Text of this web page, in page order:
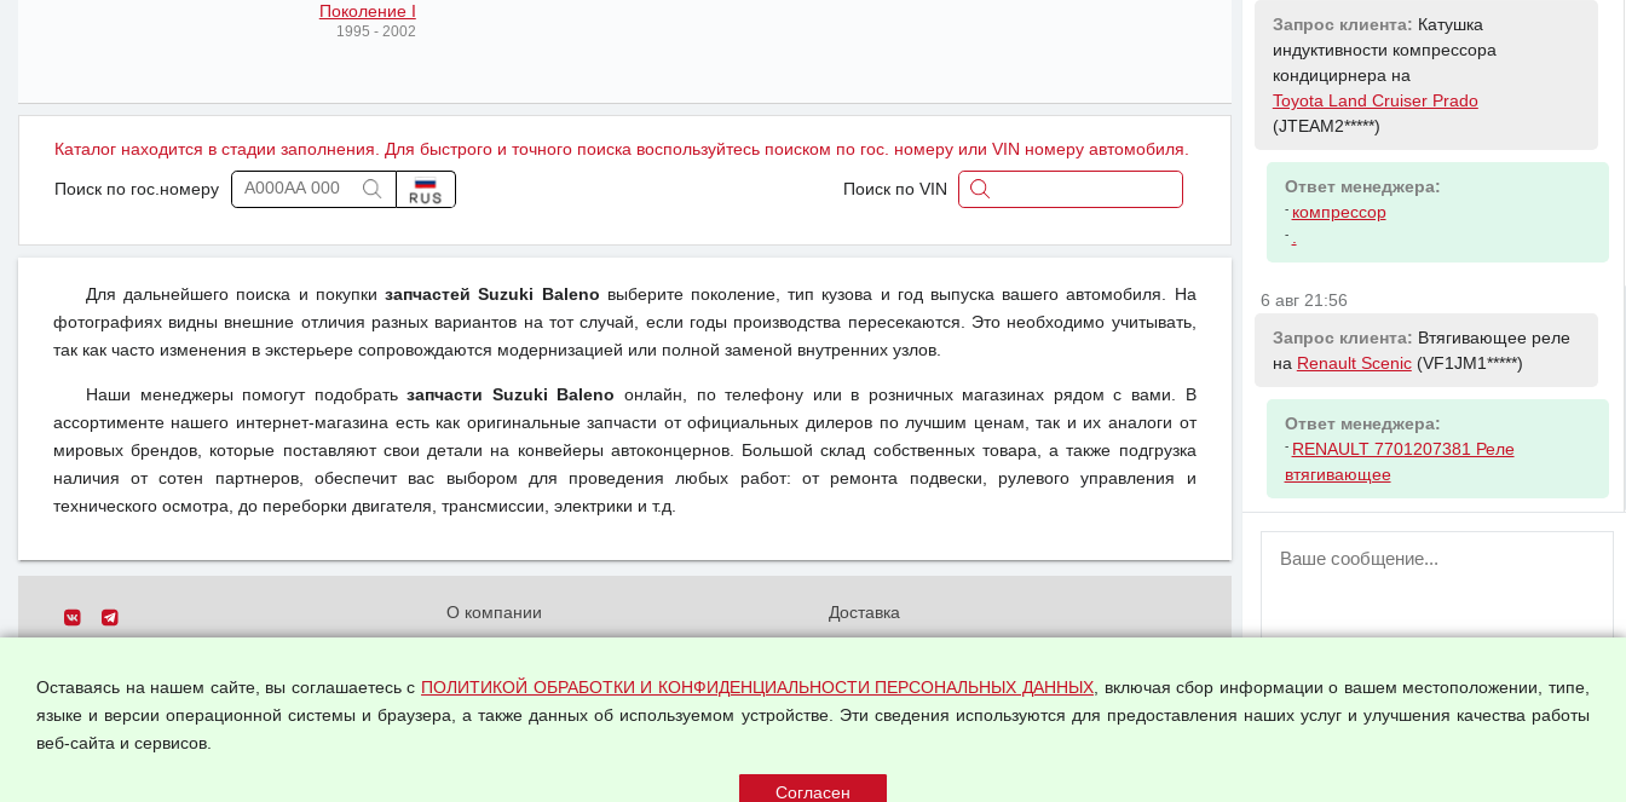
Поколение I
1995 - 2002
Каталог находится в стадии заполнения. Для быстрого и точного поиска воспользуйтесь поиском по гос. номеру или VIN номеру автомобиля.
Поиск по гос.номеру Поиск по VIN
Для дальнейшего поиска и покупкизапчастей Suzuki Baleno выберите поколение, тип кузова и год выпуска вашего автомобиля. На
фотографиях видны внешние отличия разных вариантов на тот случай, если годы производства пересекаются. Это необходимо учитывать,
так как часто изменения в экстерьере сопровождаются модернизацией или полной заменой внутренних узлов.
Наши менеджеры помогут подобратьзапчасти Suzuki Baleno онлайн, по телефону или в розничных магазинах рядом с вами. В
ассортименте нашего интернет-магазина есть как оригинальные запчасти от официальных дилеров по лучшим ценам, так и их аналоги от
мировых брендов, которые поставляют свои детали на конвейеры автоконцернов. Большой склад собственных товара, а также подгрузка
наличия от сотен партнеров, обеспечит вас выбором для проведения любых работ: от ремонта подвески, рулевого управления и
технического осмотра, до переборки двигателя, трансмиссии, электрики и т.д.
Все права защищены.
О компании
данных
Доставка
Оплата и возвраты
Арендодателям
Оставаясь на нашем сайте, вы соглашаетесь с ПОЛИТИКОЙ ОБРАБОТКИ И КОНФИДЕНЦИАЛЬНОСТИ ПЕРСОНАЛЬНЫХ ДАННЫХ, включая сбор информации о вашем местоположении, типе,
языке и версии операционной системы и браузера, а также данных об используемом устройстве. Эти сведения используются для предоставления наших услуг и улучшения качества работы
веб-сайта и сервисов.
Запрос клиента: Катушка
индуктивности компрессора
кондицирнера на
Toyota Land Cruiser Prado
(JTEAM2*****)
Ответ менеджера:
- компрессор
-
6 авг 21:56
Запрос клиента: Втягивающее реле
на Renault Scenic(VF1JM1*****)
Ответ менеджера:
- RENAULT 7701207381 Реле
втягивающее
ВНИМАНИЕ!
пользователей временно отключена!
аккаунт.